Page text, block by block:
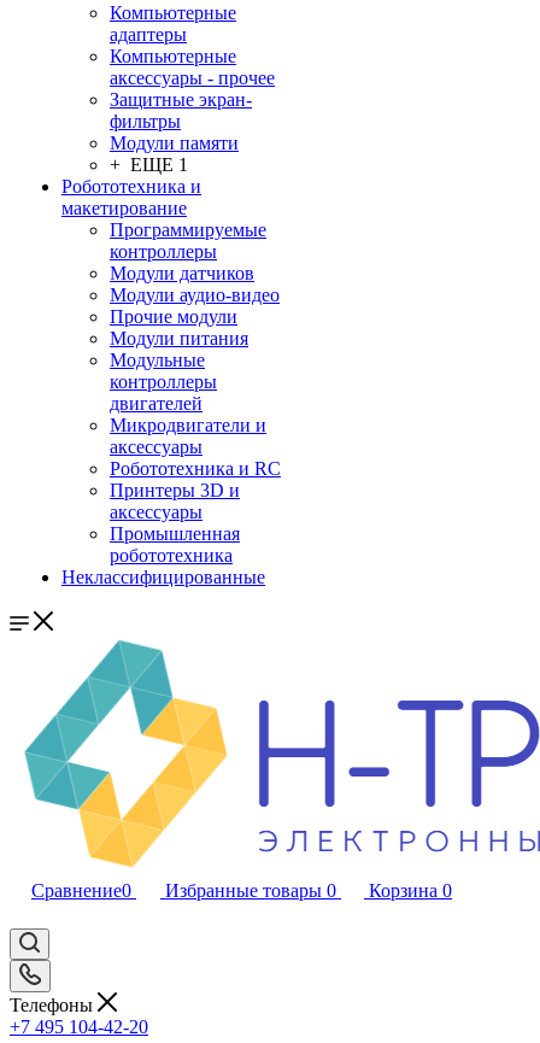
Компьютерные
адаптеры
Компьютерные
аксессуары - прочее
Защитные экран-
фильтры
Модули памяти
+ ЕЩЕ 1
Робототехника и
макетирование
Программируемые
контроллеры
Модули датчиков
Модули аудио-видео
Прочие модули
Модули питания
Модульные
контроллеры
двигателей
Микродвигатели и
аксессуары
Робототехника и RC
Принтеры 3D и
аксессуары
Промышленная
робототехника
Неклассифицированные
Сравнение0 Избранные товары 0 Корзина 0
Телефоны
+7 495 104-42-20